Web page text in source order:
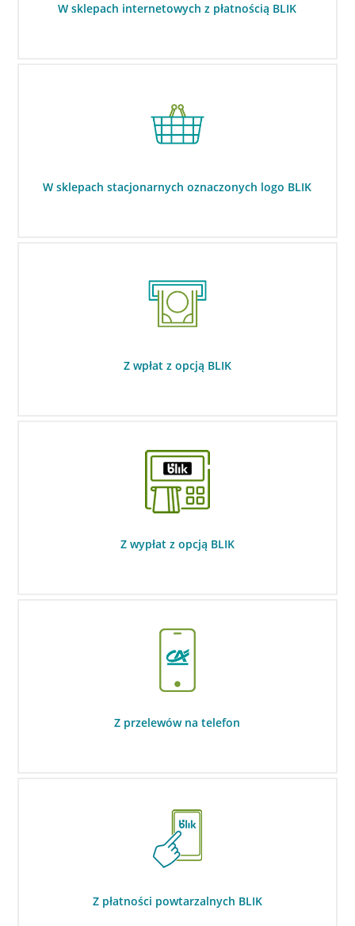
W sklepach internetowych z płatnością BLIK
W sklepach stacjonarnych oznaczonych logo BLIK
Z wpłat z opcją BLIK
Z wypłat z opcją BLIK
Z przelewów na telefon
Z płatności powtarzalnych BLIK